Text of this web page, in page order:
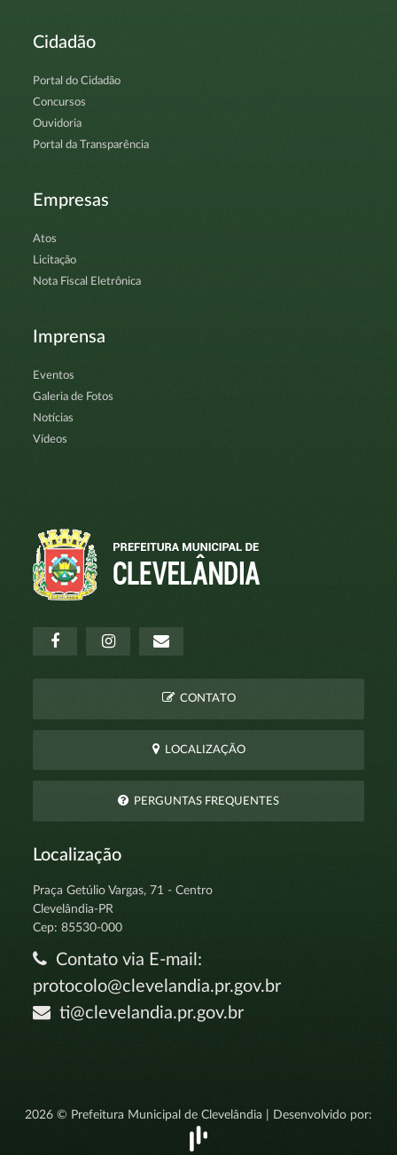
Cidadão
Portal do Cidadão
Concursos
Ouvidoria
Portal da Transparência
Empresas
Atos
Licitação
Nota Fiscal Eletrônica
Imprensa
Eventos
Galeria de Fotos
Notícias
Vídeos
CONTATO
LOCALIZAÇÃO
PERGUNTAS FREQUENTES
Localização
Praça Getúlio Vargas, 71 - Centro
Clevelândia-PR
Cep: 85530-000
Contato via E-mail:
protocolo@clevelandia.pr.gov.br
ti@clevelandia.pr.gov.br
2026 © Prefeitura Municipal de Clevelândia | Desenvolvido por: